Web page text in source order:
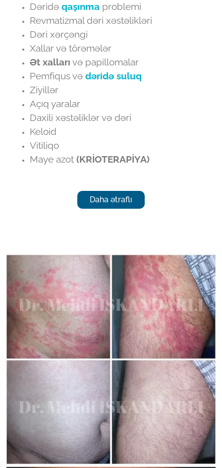
Dəridə qaşınma problemi
Revmatizmal dəri xəstəlikləri
Dəri xərçəngi
Xallar və törəmələr
Ət xalları və papillomalar
Pemfiqus və dəridə suluq
Ziyillər
Açıq yaralar
Daxili xəstəliklər və dəri
Keloid
Vitiliqo
Maye azot (KRİOTERAPİYA)
Daha ətraflı